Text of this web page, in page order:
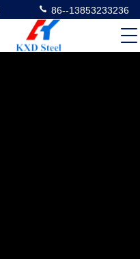
86--13853233236